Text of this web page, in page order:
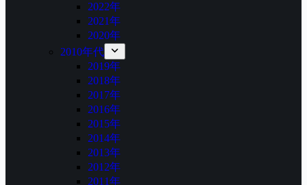
2022年
2021年
2020年
2010年代
2019年
2018年
2017年
2016年
2015年
2014年
2013年
2012年
2011年